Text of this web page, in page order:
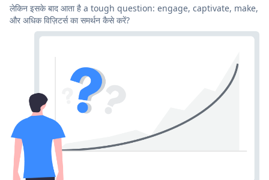
लेकिन इसके बाद आता है a tough question: engage, captivate, make,
और अधिक विज़िटर्स का समर्थन कैसे करें?